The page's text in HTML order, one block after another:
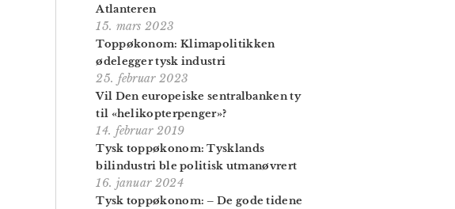
Atlanteren
15. mars 2023
Toppøkonom: Klima­politikken
ødelegger tysk industri
25. februar 2023
Vil Den europeiske sentral­banken ty
til «helikopter­penger»?
14. februar 2019
Tysk toppøkonom: Tysklands
bilindustri ble politisk utmanøvrert
16. januar 2024
Tysk toppøkonom: – De gode tidene